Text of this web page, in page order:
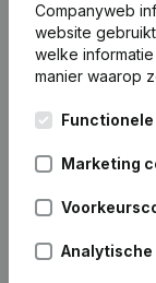
Companyweb
website
welke
manier waarop
Marketing
Analytische
Kantorenpark
248D,
1800 Vilvoorde
Spotlight